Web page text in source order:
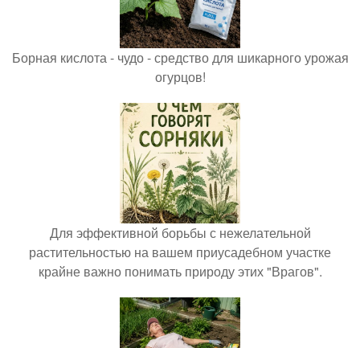
Борная кислота - чудо - средство для шикарного урожая
огурцов!
Для эффективной борьбы с нежелательной
растительностью на вашем приусадебном участке
крайне важно понимать природу этих "Врагов".